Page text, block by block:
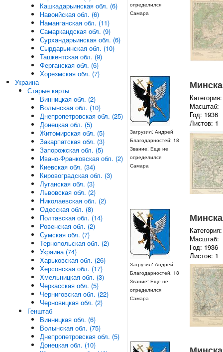
определился
Самара
Загрузил: Андрей
Благодарностей: 18
Звание: Еще не
определился
Самара
Масштаб:
Год: 1936
Листов: 1
Загрузил: Андрей
Благодарностей: 18
Звание: Еще не
определился
Самара
Масштаб:
Год: 1936
Листов: 1
Кашкадарьинская обл. (6)
Навоийская обл. (6)
Наманганская обл. (11)
Самаркандская обл. (9)
Сурхандарьинская обл. (6)
Сырдарьинская обл. (10)
Ташкентская обл. (9)
Ферганская обл. (6)
Хорезмская обл. (7)
Украина
Старые карты
Винницкая обл. (2)
Волынская обл. (10)
Днепропетровская обл. (25)
Донецкая обл. (5)
Житомирская обл. (5)
Закарпатская обл. (3)
Запорожская обл. (5)
Ивано-Франковская обл. (2)
Киевская обл. (34)
Кировоградская обл. (3)
Луганская обл. (3)
Львовская обл. (2)
Николаевская обл. (2)
Одесская обл. (8)
Полтавская обл. (14)
Ровенская обл. (2)
Сумская обл. (7)
Тернопольская обл. (2)
Украина (74)
Харьковская обл. (26)
Херсонская обл. (17)
Хмельницкая обл. (3)
Черкасская обл. (5)
Черниговская обл. (22)
Черновицкая обл. (2)
Генштаб
Винницкая обл. (6)
Волынская обл. (75)
Днепропетровская обл. (5)
Донецкая обл. (10)